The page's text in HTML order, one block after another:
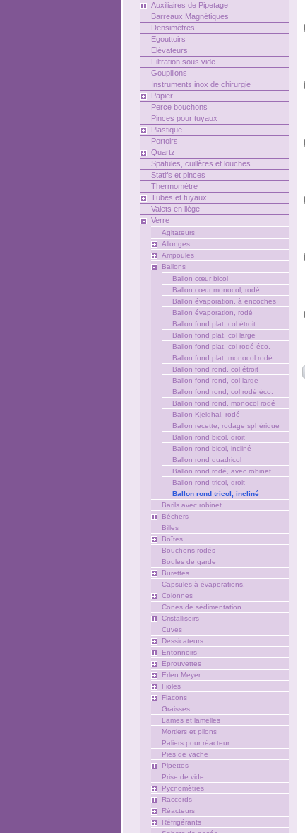
Auxiliaires de Pipetage
Barreaux Magnétiques
Densimètres
Egouttoirs
Elévateurs
Filtration sous vide
Goupillons
Instruments inox de chirurgie
Papier
Perce bouchons
Pinces pour tuyaux
Plastique
Portoirs
Quartz
Spatules, cuillères et louches
Statifs et pinces
Thermomètre
Tubes et tuyaux
Valets en liège
Verre
Agitateurs
Allonges
Ampoules
Ballons
Ballon cœur bicol
Ballon cœur monocol, rodé
Ballon évaporation, à encoches
Ballon évaporation, rodé
Ballon fond plat, col étroit
Ballon fond plat, col large
Ballon fond plat, col rodé éco.
Ballon fond plat, monocol rodé
Ballon fond rond, col étroit
Ballon fond rond, col large
Ballon fond rond, col rodé éco.
Ballon fond rond, monocol rodé
Ballon Kjeldhal, rodé
Ballon recette, rodage sphérique
Ballon rond bicol, droit
Ballon rond bicol, incliné
Ballon rond quadricol
Ballon rond rodé, avec robinet
Ballon rond tricol, droit
Ballon rond tricol, incliné
Barils avec robinet
Béchers
Billes
Boîtes
Bouchons rodés
Boules de garde
Burettes
Capsules à évaporations.
Colonnes
Cones de sédimentation.
Cristallisoirs
Cuves
Dessicateurs
Entonnoirs
Eprouvettes
Erlen Meyer
Fioles
Flacons
Graisses
Lames et lamelles
Mortiers et pilons
Paliers pour réacteur
Pies de vache
Pipettes
Prise de vide
Pycnomètres
Raccords
Réacteurs
Réfrigérants